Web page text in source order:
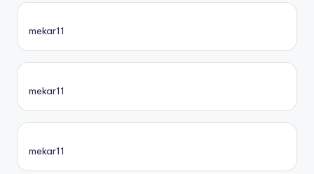
mekar11
mekar11
mekar11